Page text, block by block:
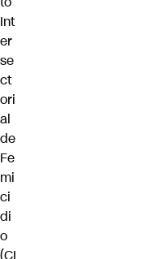
Int
er
se
ct
ori
al
de
Fe
mi
ci
di
o
(CI